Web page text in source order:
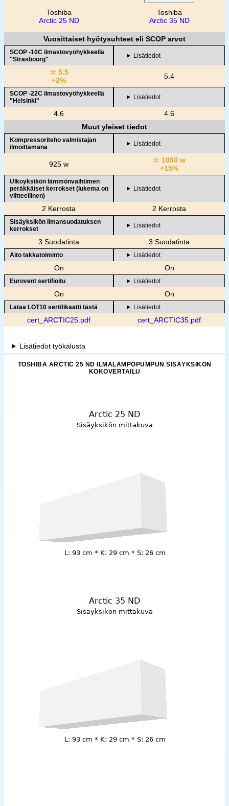
Toshiba
Arctic 25 ND
Toshiba
Arctic 35 ND
Vuosittaiset hyötysuhteet eli SCOP arvot
SCOP -10C ilmastovyöhykkeellä
"Strasbourg"
Lisätiedot
☆ 5.5
+2%
5.4
SCOP -22C ilmastovyöhykkeellä
"Helsinki"
Lisätiedot
4.6
4.6
Muut yleiset tiedot
Kompressoriteho valmistajan
ilmoittamana
Lisätiedot
925 w
☆ 1060 w
+15%
Ulkoyksikön lämmönvaihtimen
peräkkäiset kerrokset (lukema on
viitteellinen)
Lisätiedot
2 Kerrosta 2 Kerrosta
Sisäyksikön ilmansuodatuksen
kerrokset
Lisätiedot
3 Suodatinta 3 Suodatinta
Aito takkatoiminto Lisätiedot
On On
Eurovent sertifioitu Lisätiedot
On On
Lataa LOT10 sertifikaatti tästä Lisätiedot
cert_ARCTIC25.pdf cert_ARCTIC35.pdf
Lisätiedot työkalusta
TOSHIBA ARCTIC 25 ND ILMALÄMPÖPUMPUN SISÄYKSIKÖN
KOKOVERTAILU